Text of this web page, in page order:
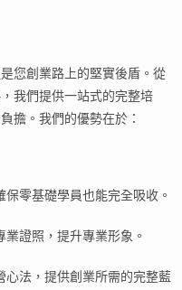
您創業路上的堅實後盾。從
我們提供一站式的完整培
擔。我們的優勢在於：
保零基礎學員也能完全吸收。
業證照，提升專業形象。
心法，提供創業所需的完整藍